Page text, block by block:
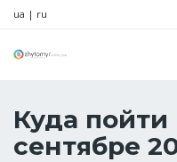
ua | ru
Куда
сентябре